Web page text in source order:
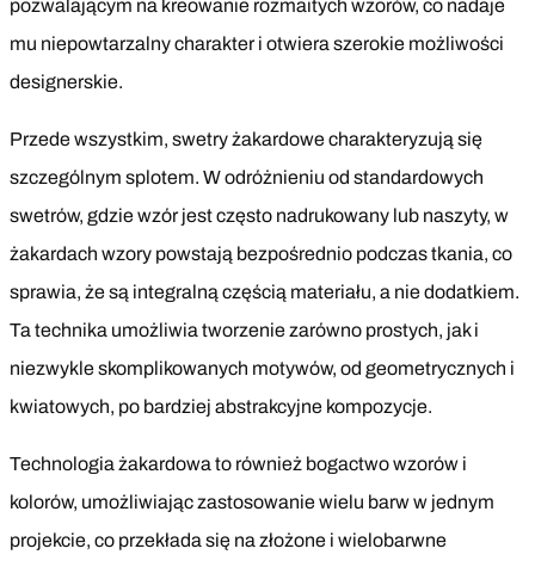
pozwalającym na kreowanie rozmaitych wzorów, co nadaje
mu niepowtarzalny charakter i otwiera szerokie możliwości
designerskie.
Przede wszystkim, swetry żakardowe charakteryzują się
szczególnym splotem. W odróżnieniu od standardowych
swetrów, gdzie wzór jest często nadrukowany lub naszyty, w
żakardach wzory powstają bezpośrednio podczas tkania, co
sprawia, że są integralną częścią materiału, a nie dodatkiem.
Ta technika umożliwia tworzenie zarówno prostych, jak i
niezwykle skomplikowanych motywów, od geometrycznych i
kwiatowych, po bardziej abstrakcyjne kompozycje.
Technologia żakardowa to również bogactwo wzorów i
kolorów, umożliwiając zastosowanie wielu barw w jednym
projekcie, co przekłada się na złożone i wielobarwne